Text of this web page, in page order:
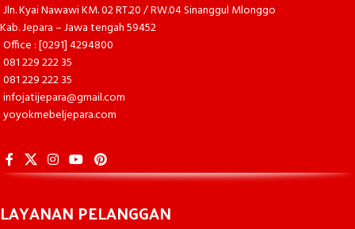
Jln. Kyai Nawawi KM. 02 RT.20 / RW.04 Sinanggul Mlonggo
Kab. Jepara – Jawa tengah 59452
Office : [0291] 4294800
081 229 222 35
081 229 222 35
infojatijepara@gmail.com
yoyokmebeljepara.com
LAYANAN PELANGGAN